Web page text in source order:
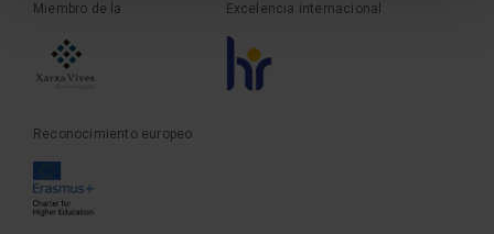
Miembro de la Excelencia internacional
Reconocimiento europeo